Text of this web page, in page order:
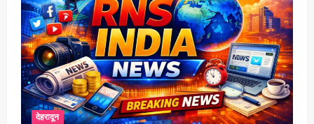
देहरादून